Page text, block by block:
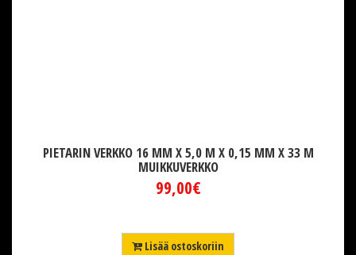
PIETARIN VERKKO 16 MM X 5,0 M X 0,15 MM X 33 M
MUIKKUVERKKO
99,00€
Lisää ostoskoriin